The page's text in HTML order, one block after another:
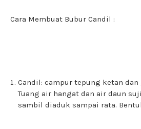
Cara Membuat Bubur Candil :
Candil: campur tepung ketan dan
Tuang air hangat dan air daun
sambil diaduk sampai rata.